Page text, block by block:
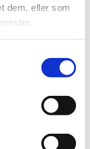
dem, eller som
kunne